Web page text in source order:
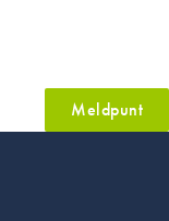
Meldpunt